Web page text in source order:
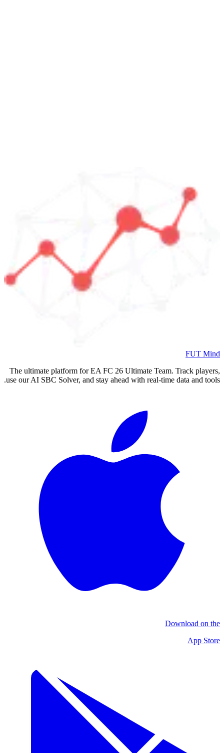
FUT Mind
The ultimate platform for EA FC 26 Ultimate Team. Track players,
use our AI SBC Solver, and stay ahead with real-time data and tools.
Download on the
App Store